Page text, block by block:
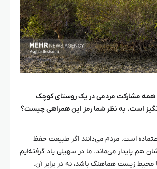
مشارکت مردمی در یک روستای کوچک
است. به نظر شما رمز این همراهی چیست؟
است. مردم می‌دانند اگر طبیعت حفظ
پایدار می‌ماند. ما در سهیلی یاد گرفته‌ایم
زیست هماهنگ باشد، نه در برابر آن.